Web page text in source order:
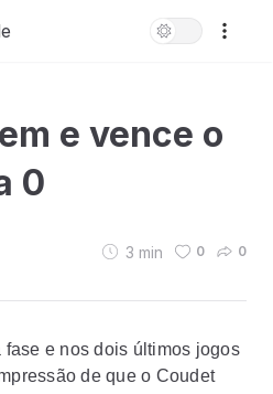
e vence o
0
3 min 0 0
fase e nos dois últimos jogos
de que o Coudet